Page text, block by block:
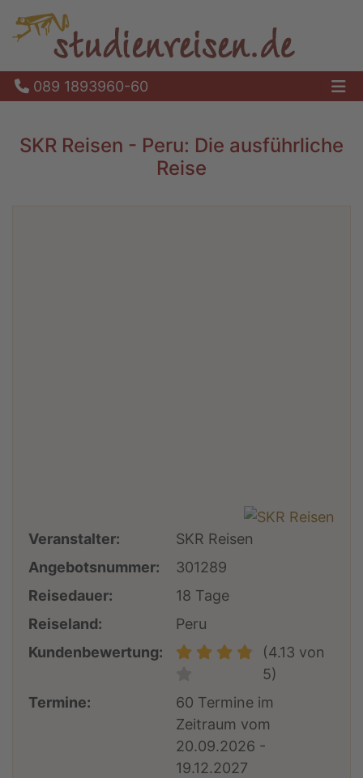
089 1893960-60
SKR Reisen - Peru: Die ausführliche
Reise
Veranstalter:
SKR Reisen
Angebotsnummer:
301289
Reisedauer:
18 Tage
Reiseland:
Peru
Kundenbewertung:
(4.13 von
5)
Termine:
60 Termine im
Zeitraum vom
20.09.2026 -
19.12.2027